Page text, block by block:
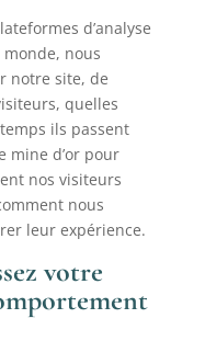
d’analyse
nous
notre site, de
quelles
ils passent
mine d’or pour
nos visiteurs
nous
leur expérience.
votre